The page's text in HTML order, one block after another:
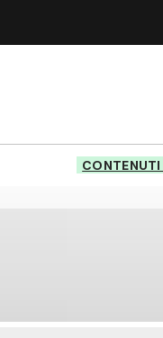
CONTENUTI